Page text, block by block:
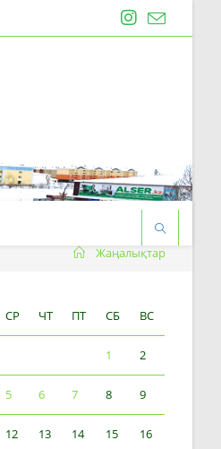
Жаңалықтар
СР ЧТ ПТ СБ ВС
1 2
5 6 7 8 9
12 13 14 15 16